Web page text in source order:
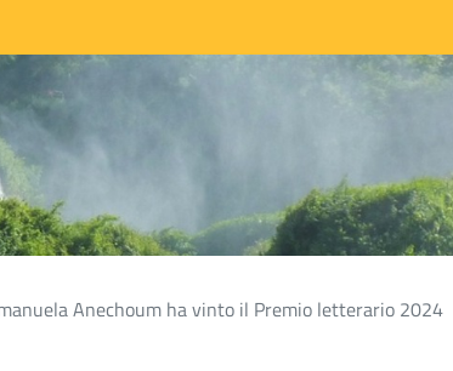
Anechoum ha vinto il Premio letterario 2024